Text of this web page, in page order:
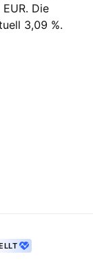
Die
3,09 %.